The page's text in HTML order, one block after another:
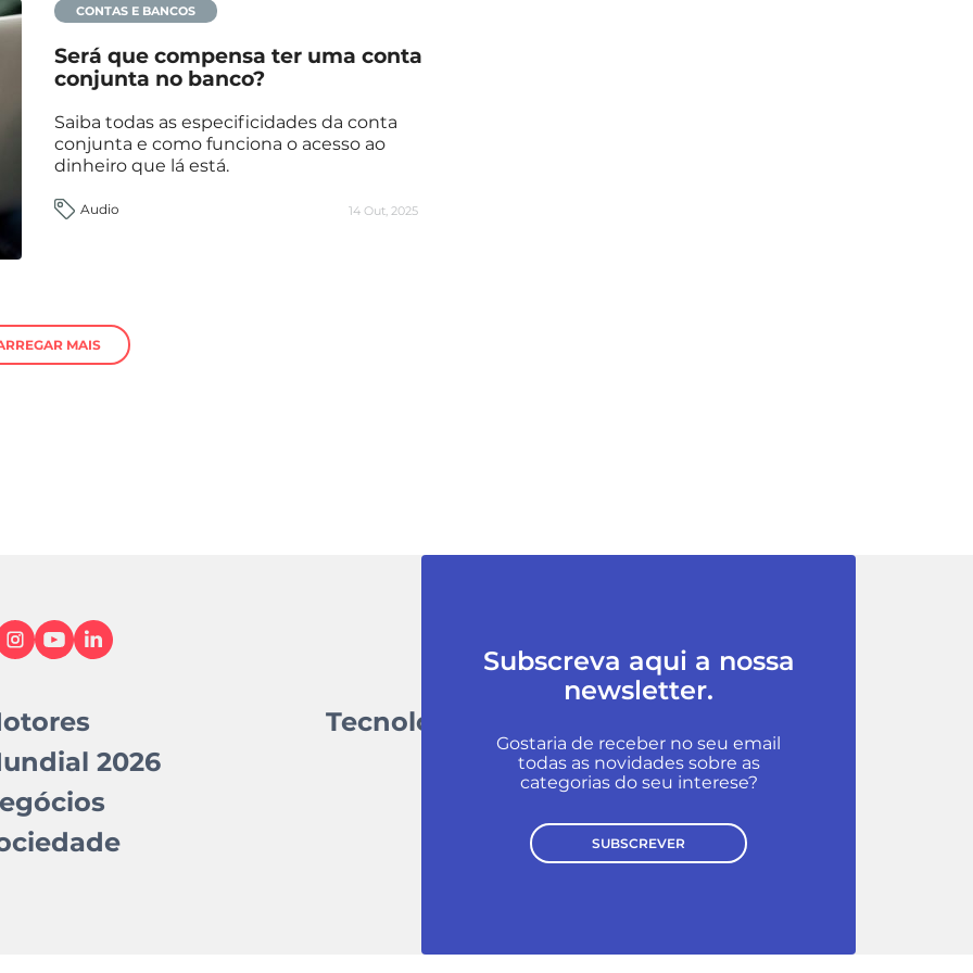
CONTAS E BANCOS
Será que compensa ter uma conta
conjunta no banco?
Saiba todas as especificidades da conta
conjunta e como funciona o acesso ao
dinheiro que lá está.
Audio 14 Out, 2025
MAIS
2026
Tecnologia
Subscreva aqui a nossa
newsletter.
Gostaria de receber no seu email
todas as novidades sobre as
categorias do seu interese?
SUBSCREVER